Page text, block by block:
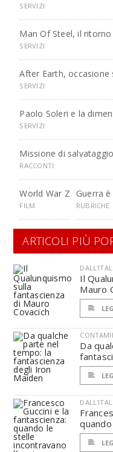
SERVIZI
Man Of Steel, il ritorno
SERVIZI
After Earth, occasione
SERVIZI
Paolo Soleri e la
SERVIZI
Missione di salvataggio
RACCONTI
World War Z
FILM
Guerra è
RUBRICHE
ARTICOLI PIÙ
Il
Mauro
Da